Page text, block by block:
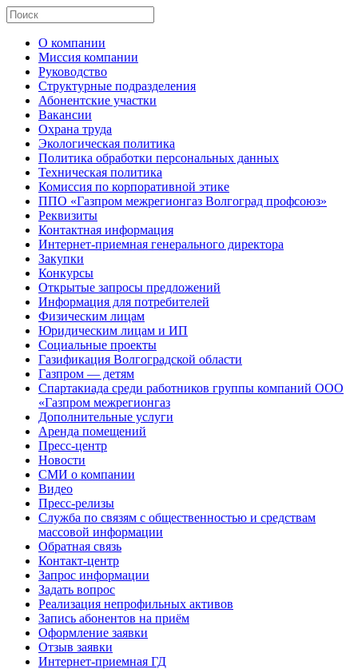
О компании
Миссия компании
Руководство
Структурные подразделения
Абонентские участки
Вакансии
Охрана труда
Экологическая политика
Политика обработки персональных данных
Техническая политика
Комиссия по корпоративной этике
ППО «Газпром межрегионгаз Волгоград профсоюз»
Реквизиты
Контактная информация
Интернет-приемная генерального директора
Закупки
Конкурсы
Открытые запросы предложений
Информация для потребителей
Физическим лицам
Юридическим лицам и ИП
Социальные проекты
Газификация Волгоградской области
Газпром — детям
Спартакиада среди работников группы компаний ООО
«Газпром межрегионгаз
Дополнительные услуги
Аренда помещений
Пресс-центр
Новости
СМИ о компании
Видео
Пресс-релизы
Служба по связям с общественностью и средствам
массовой информации
Обратная связь
Контакт-центр
Запрос информации
Задать вопрос
Реализация непрофильных активов
Запись абонентов на приём
Оформление заявки
Отзыв заявки
Интернет-приемная ГД